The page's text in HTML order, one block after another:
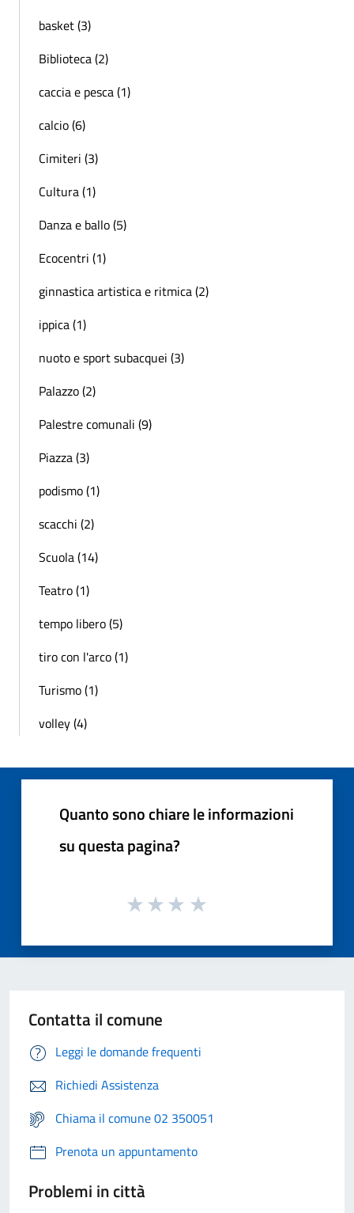
basket (3)
Biblioteca (2)
caccia e pesca (1)
calcio (6)
Cimiteri (3)
Cultura (1)
Danza e ballo (5)
Ecocentri (1)
ginnastica artistica e ritmica (2)
ippica (1)
nuoto e sport subacquei (3)
Palazzo (2)
Palestre comunali (9)
Piazza (3)
podismo (1)
scacchi (2)
Scuola (14)
Teatro (1)
tempo libero (5)
tiro con l'arco (1)
Turismo (1)
volley (4)
Quanto sono chiare le informazioni
su questa pagina?
Contatta il comune
Leggi le domande frequenti
Richiedi Assistenza
Chiama il comune 02 350051
Prenota un appuntamento
Problemi in città